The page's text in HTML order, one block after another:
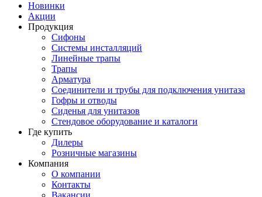
Новинки
Акции
Продукция
Сифоны
Системы инсталляций
Линейные трапы
Трапы
Арматура
Соединители и трубы для подключения унитаза
Гофры и отводы
Сиденья для унитазов
Стендовое оборудование и каталоги
Где купить
Дилеры
Розничные магазины
Компания
О компании
Контакты
Вакансии